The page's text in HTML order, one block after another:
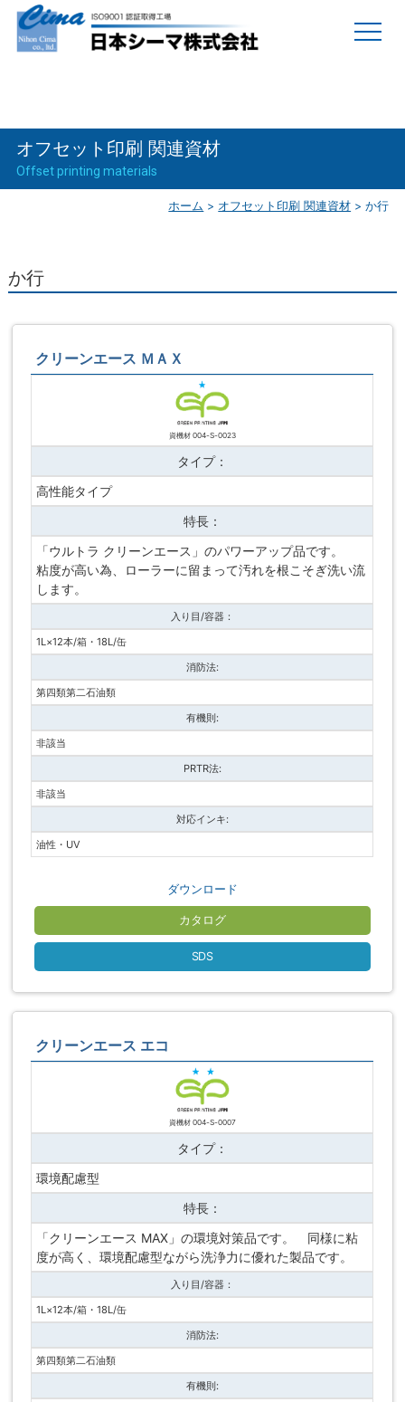
オフセット印刷 関連資材
Offset printing materials
か行
オフセット印刷 関連資材 >
ホーム >
か行
クリーンエース ＭＡＸ
資機材 004-S-0023
タイプ：
高性能タイプ
特長：
「ウルトラ クリーンエース」のパワーアップ品です。
粘度が高い為、ローラーに留まって汚れを根こそぎ洗い流
します。
入り目/容器：
1L×12本/箱・18L/缶
消防法:
第四類第二石油類
有機則:
非該当
PRTR法:
非該当
対応インキ:
油性・UV
ダウンロード
カタログ
SDS
クリーンエース エコ
資機材 004-S-0007
タイプ：
環境配慮型
特長：
「クリーンエース MAX」の環境対策品です。 同様に粘
度が高く、環境配慮型ながら洗浄力に優れた製品です。
入り目/容器：
1L×12本/箱・18L/缶
消防法:
第四類第二石油類
有機則: